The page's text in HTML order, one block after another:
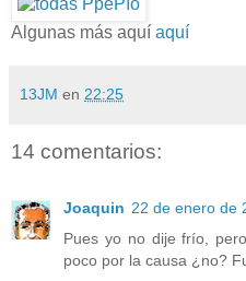
Algunas más aquí aquí
13JM en 22:25
14 comentarios:
Joaquin 22 de enero de
Pues yo no dije frío,
poco por la causa ¿no?